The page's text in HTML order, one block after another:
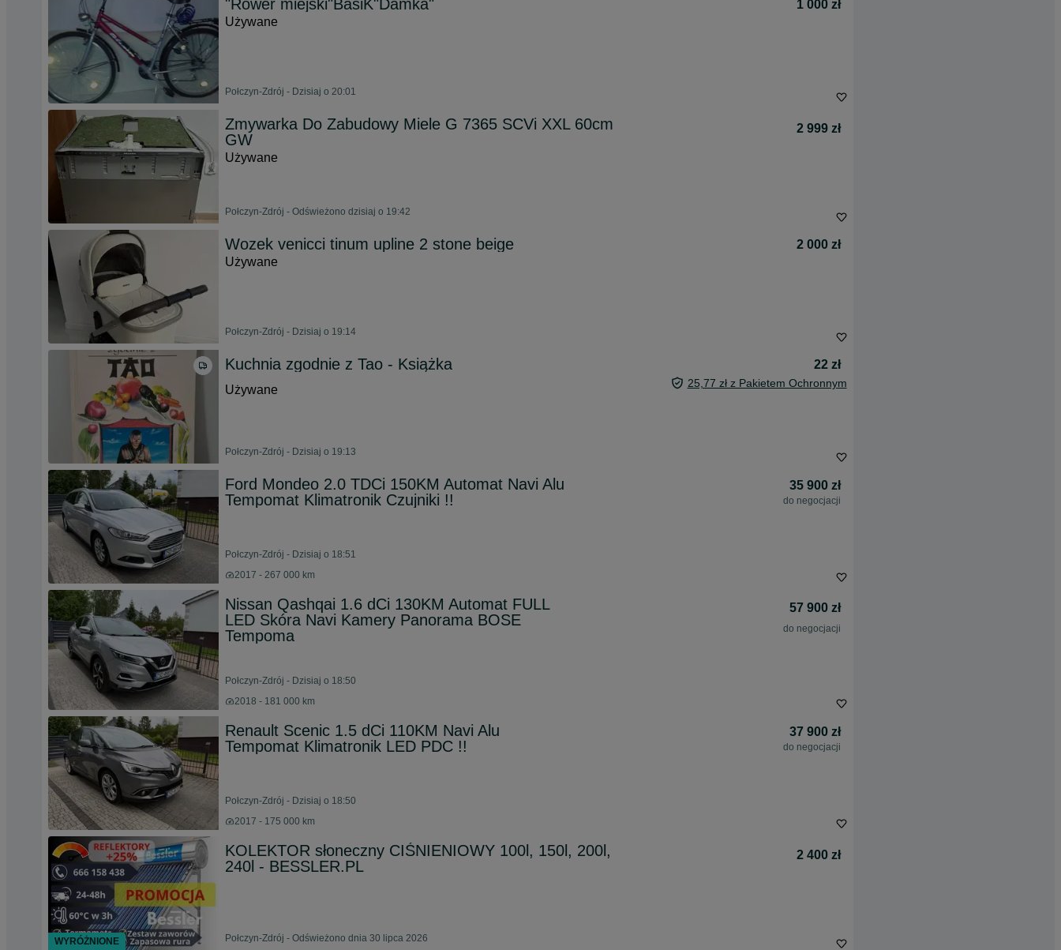
"Rower miejski"BasiK"Damka"
1 000 zł
Używane
Połczyn-Zdrój - Dzisiaj o 20:01
Zmywarka Do Zabudowy Miele G 7365 SCVi XXL 60cm
GW
2 999 zł
Używane
Połczyn-Zdrój - Odświeżono dzisiaj o 19:42
Wozek venicci tinum upline 2 stone beige
2 000 zł
Używane
Połczyn-Zdrój - Dzisiaj o 19:14
Kuchnia zgodnie z Tao - Książka
22 zł
Używane
25,77 zł z Pakietem Ochronnym
Połczyn-Zdrój - Dzisiaj o 19:13
Ford Mondeo 2.0 TDCi 150KM Automat Navi Alu
Tempomat Klimatronik Czujniki !!
35 900 zł
do negocjacji
Połczyn-Zdrój - Dzisiaj o 18:51
2017 - 267 000 km
Nissan Qashqai 1.6 dCi 130KM Automat FULL
LED Skóra Navi Kamery Panorama BOSE
Tempoma
57 900 zł
do negocjacji
Połczyn-Zdrój - Dzisiaj o 18:50
2018 - 181 000 km
Renault Scenic 1.5 dCi 110KM Navi Alu
Tempomat Klimatronik LED PDC !!
37 900 zł
do negocjacji
Połczyn-Zdrój - Dzisiaj o 18:50
2017 - 175 000 km
KOLEKTOR słoneczny CIŚNIENIOWY 100l, 150l, 200l,
240l - BESSLER.PL
2 400 zł
Połczyn-Zdrój - Odświeżono dnia 30 lipca 2026
WYRÓŻNIONE